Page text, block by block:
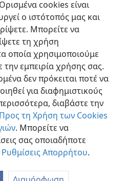
cookies είναι
ο ιστότοπός μας και
Μπορείτε να
τη χρήση
οποία χρησιμοποιούμε
την εμπειρία χρήσης σας.
δεν πρόκειται ποτέ να
για διαφημιστικούς
διαβάστε την
τη Χρήση των Cookies
. Μπορείτε να
σας οποιαδήποτε
Ρυθμίσεις Απορρήτου.
είχε ωθήσει τον Ισραήλ
Χρήση Προτιμήσεις
and Tract Society of Pennsylvania
Ρυθμίσεις Απορρήτου
Σύνδεση